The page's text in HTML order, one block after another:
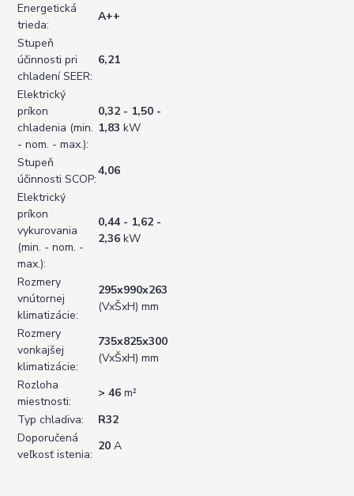
Energetická
trieda:
A++
Stupeň
účinnosti pri
chladení SEER:
6,21
Elektrický
príkon
chladenia (min.
- nom. - max.):
0,32 - 1,50 -
1,83 kW
Stupeň
účinnosti SCOP:
4,06
Elektrický
príkon
vykurovania
(min. - nom. -
max.):
0,44 - 1,62 -
2,36 kW
Rozmery
vnútornej
klimatizácie:
295x990x263
(VxŠxH) mm
Rozmery
vonkajšej
klimatizácie:
735x825x300
(VxŠxH) mm
Rozloha
miestnosti:
> 46 m²
Typ chladiva:
R32
Doporučená
veľkosť istenia:
20 A